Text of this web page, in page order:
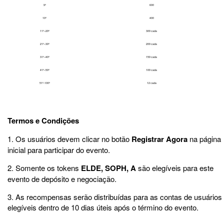
9º 600
10º 400
11º–20º 300 cada
21º–30º 200 cada
31º–40º 150 cada
41º–50º 100 cada
51º-100º 12 cada
Termos e Condições
1. Os usuários devem clicar no botão Registrar Agorana página
inicial para participar do evento.
2. Somente os tokens ELDE, SOPH, Asão elegíveis para este
evento de depósito e negociação.
3. As recompensas serão distribuídas para as contas de usuários
elegíveis dentro de 10 dias úteis após o término do evento.